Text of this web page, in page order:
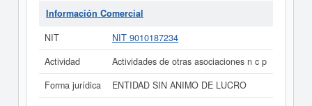
Información Comercial
NIT
NIT 9010187234
Actividad
Actividades de otras asociaciones n c p
Forma jurídica
ENTIDAD SIN ANIMO DE LUCRO